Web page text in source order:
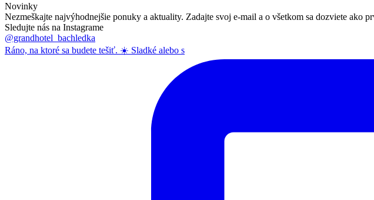
Novinky
Nezmeškajte najvýhodnejšie ponuky a aktuality. Zadajte svoj e-mail a o všetkom sa dozviete ako
Sledujte nás na Instagrame
@grandhotel_bachledka
Ráno, na ktoré sa budete tešiť. ☀️ Sladké alebo s